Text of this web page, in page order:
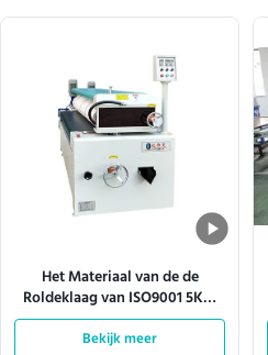
Het Materiaal van de de
Roldeklaag van ISO9001 5KW
met 1.5mm Staalplaat
Bekijk meer